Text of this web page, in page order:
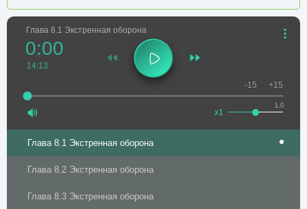
Глава 8.1 Экстренная оборона
0:00
14:13
1.0
x1
-15 +15
Глава 8.1 Экстренная оборона
Глава 8.2 Экстренная оборона
Глава 8.3 Экстренная оборона